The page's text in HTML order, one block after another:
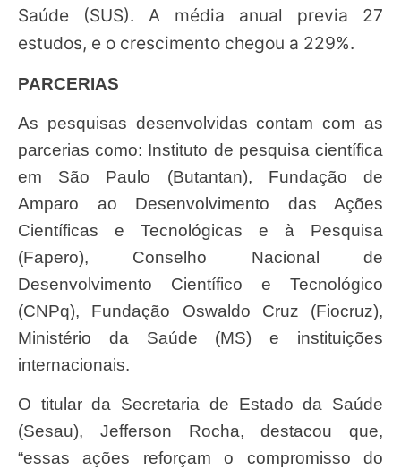
Saúde (SUS). A média anual previa 27
estudos, e o crescimento chegou a 229%.
PARCERIAS
As pesquisas desenvolvidas contam com as
parcerias como: Instituto de pesquisa científica
em São Paulo (Butantan), Fundação de
Amparo ao Desenvolvimento das Ações
Científicas e Tecnológicas e à Pesquisa
(Fapero), Conselho Nacional de
Desenvolvimento Científico e Tecnológico
(CNPq), Fundação Oswaldo Cruz (Fiocruz),
Ministério da Saúde (MS) e instituições
internacionais.
O titular da Secretaria de Estado da Saúde
(Sesau), Jefferson Rocha, destacou que,
“essas ações reforçam o compromisso do